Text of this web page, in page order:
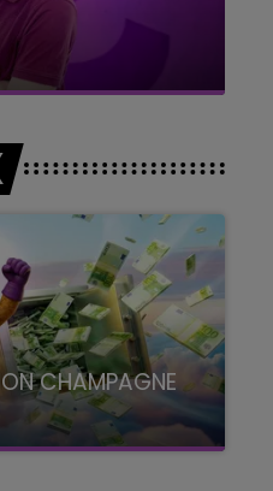
CHAMPAGNE
FM, à 8H10